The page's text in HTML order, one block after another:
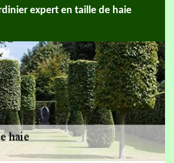
expert en taille de haie